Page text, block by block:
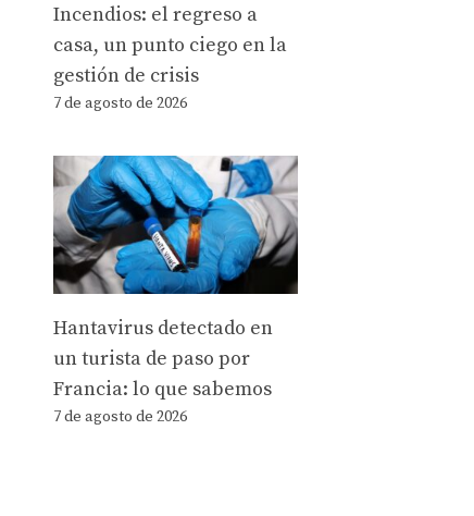
Incendios: el regreso a
casa, un punto ciego en la
gestión de crisis
7 de agosto de 2026
Hantavirus detectado en
un turista de paso por
Francia: lo que sabemos
7 de agosto de 2026